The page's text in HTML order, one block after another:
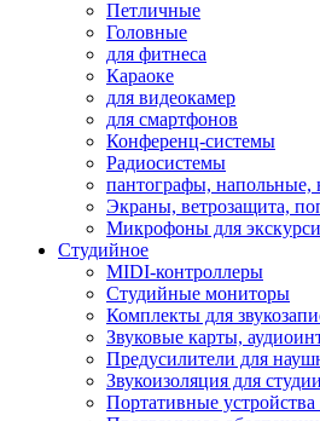
Петличные
Головные
для фитнеса
Караоке
для видеокамер
для смартфонов
Конференц-системы
Радиосистемы
пантографы, напольные,
Экраны, ветрозащита,
Микрофоны для
Студийное
MIDI-контроллеры
Студийные мониторы
Комплекты для
Звуковые карты,
Предусилители для
Звукоизоляция для студии
Портативные устройства